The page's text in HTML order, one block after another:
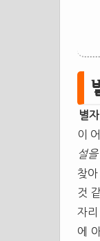
별
이
설
찾
것
자
에